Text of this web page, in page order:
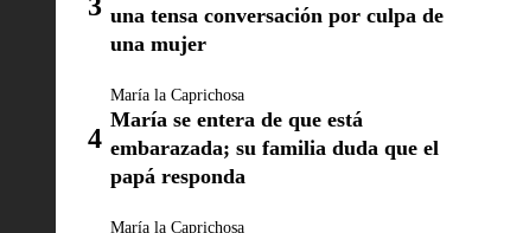
una tensa conversación por culpa de
una mujer
María la Caprichosa
María se entera de que está
embarazada; su familia duda que el
papá responda
María la Caprichosa